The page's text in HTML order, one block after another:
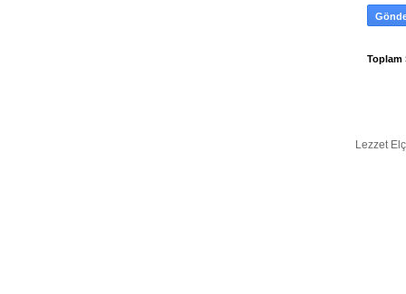
Toplam
Lezzet